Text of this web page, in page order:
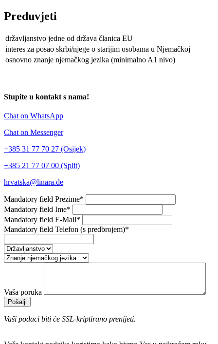
Preduvjeti
državljanstvo jedne od država članica EU
interes za posao skrbi/njege o starijim osobama u Njemačkoj
osnovno znanje njemačkog jezika (minimalno A1 nivo)
Stupite u kontakt s nama!
Chat on WhatsApp
Chat on Messenger
+385 31 77 70 27 (Osijek)
+385 21 77 07 00 (Split)
hrvatska@linara.de
Mandatory field Prezime*
Mandatory field Ime*
Mandatory field E-Mail*
Mandatory field Telefon (s predbrojem)*
Vaša poruka
Pošalji
Vaši podaci biti će SSL-kriptirano prenijeti.